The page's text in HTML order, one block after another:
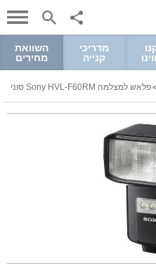
מדריכי
קנייה
השוואת
מחירים
>פלאש למצלמה Sony HVL-F60RM סוני